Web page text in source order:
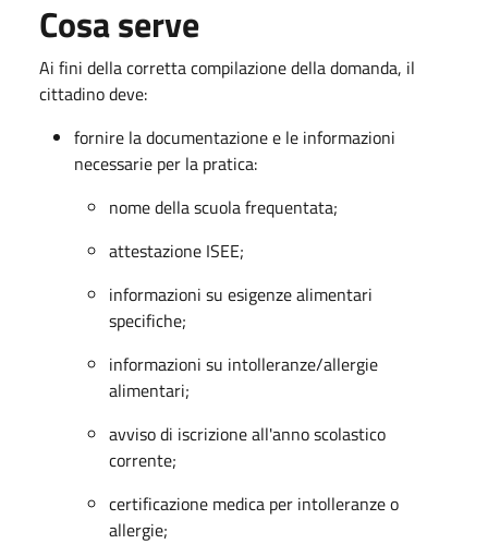
Cosa serve
Ai fini della corretta compilazione della domanda, il
cittadino deve:
fornire la documentazione e le informazioni
necessarie per la pratica:
nome della scuola frequentata;
attestazione ISEE;
informazioni su esigenze alimentari
specifiche;
informazioni su intolleranze/allergie
alimentari;
avviso di iscrizione all'anno scolastico
corrente;
certificazione medica per intolleranze o
allergie;